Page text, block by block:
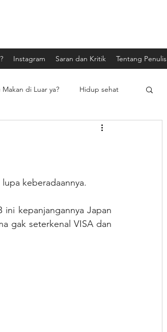
Instagram Saran dan Kritik Tentang Penulis
Makan di Luar ya? Hidup sehat
keberadaannya.
ini kepanjangannya Japan
gak seterkenal VISA dan